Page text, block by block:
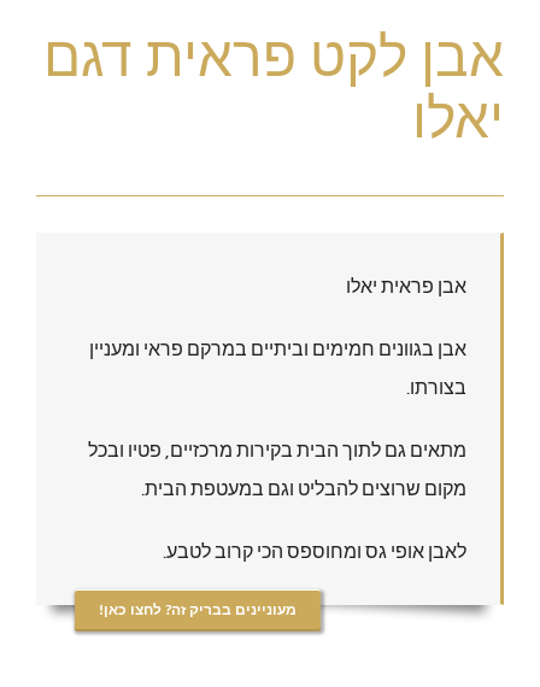
אבן לקט פראית דגם
יאלו
אבן פראית יאלו
אבן בגוונים חמימים וביתיים במרקם פראי ומעניין
בצורתו.
מתאים גם לתוך הבית בקירות מרכזיים, פטיו ובכל
מקום שרוצים להבליט וגם במעטפת הבית.
לאבן אופי גס ומחוספס הכי קרוב לטבע.
מעוניינים בבריק זה? לחצו כאן!